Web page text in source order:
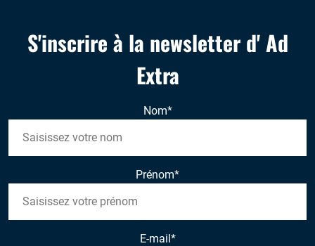
S'inscrire à la newsletter d' Ad
Extra
Nom*
Prénom*
E-mail*